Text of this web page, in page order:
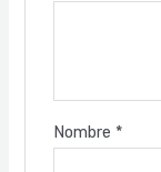
Nombre *